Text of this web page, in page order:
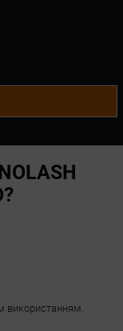
використанням.